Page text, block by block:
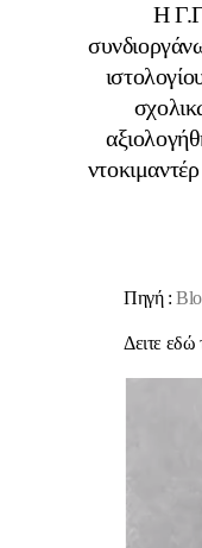
Η
Πηγή :
Δειτε εδώ